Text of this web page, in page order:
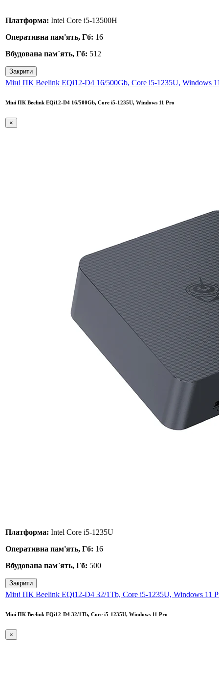
Платформа: Intel Core i5-13500H
Оперативна пам'ять, Гб: 16
Вбудована пам`ять, Гб: 512
Закрити
Міні ПК Beelink EQi12-D4 16/500Gb, Core i5-1235U, Windows
Міні ПК Beelink EQi12-D4 16/500Gb, Core i5-1235U, Windows 11 Pro
×
Платформа: Intel Core i5-1235U
Оперативна пам'ять, Гб: 16
Вбудована пам`ять, Гб: 500
Закрити
Міні ПК Beelink EQi12-D4 32/1Tb, Core i5-1235U, Windows 11
Міні ПК Beelink EQi12-D4 32/1Tb, Core i5-1235U, Windows 11 Pro
×